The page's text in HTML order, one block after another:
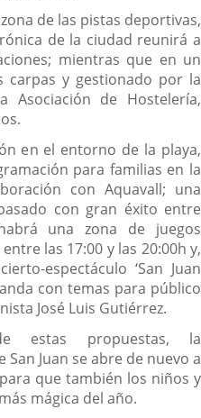
de las pistas deportivas,
de la ciudad reunirá a
mientras que en un
carpas y gestionado por la
Asociación de Hostelería,
en el entorno de la playa,
para familias en la
con Aquavall; una
con gran éxito entre
una zona de juegos
las 17:00 y las 20:00h y,
espectáculo ‘San Juan
con temas para público
José Luis Gutiérrez.
estas propuestas, la
Juan se abre de nuevo a
que también los niños y
mágica del año.